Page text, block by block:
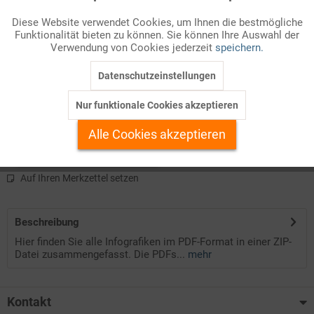
Diese Datei umfasst alle Infografiken der Ausgabe 12/2021.
Die Infografiken sind im PDF-Format in eine ZIP-Datei gepackt.
Die PDF-Dateien stehen Ihnen als Farb- und Schwarz-Weiß-
Version bequem mit einem Download zur Verfügung.
Kostenlos anmelden
Auf Ihren Merkzettel setzen
Beschreibung
Hier finden Sie alle Infografiken im PDF-Format in einer ZIP-
Datei zusammengefasst. Die PDFs... mehr
Kontakt
Marketing Inaktiv
Personalisierung Inaktiv
Service
Diese Website verwendet Cookies, um Ihnen die bestmögliche
Funktionalität bieten zu können. Sie können Ihre Auswahl der
Verwendung von Cookies jederzeit speichern.
Datenschutzeinstellungen
Nur funktionale Cookies akzeptieren
Alle Cookies akzeptieren